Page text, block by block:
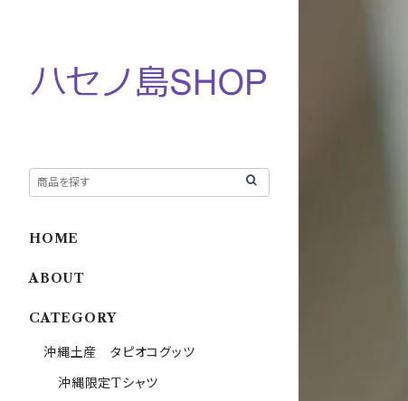
HOME
ABOUT
CATEGORY
沖縄土産 タピオコグッツ
沖縄限定Tシャツ